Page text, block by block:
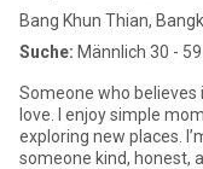
Bang Khun Thian,
Suche: Männlich 30 - 59
Someone who
love. I enjoy simple
exploring new places.
someone kind, honest,